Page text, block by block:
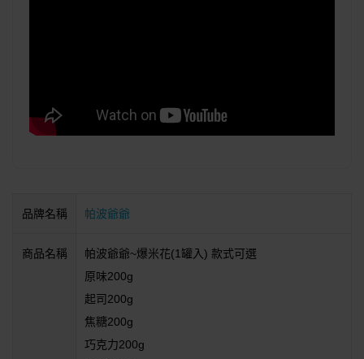
品牌名稱 帕波爺爺
商品名稱
帕波爺爺~爆米花(1罐入) 款式可選
原味200g
起司200g
焦糖200g
巧克力200g